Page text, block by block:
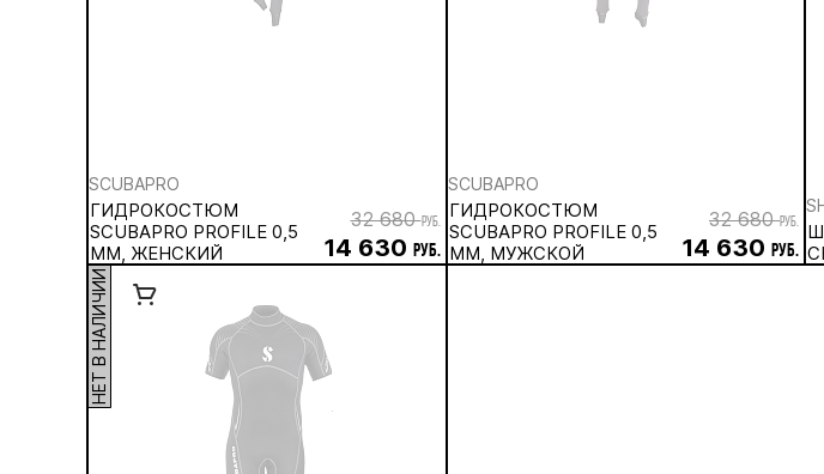
SCUBAPRO
ГИДРОКОСТЮМ
SCUBAPRO PROFILE 0,5
ММ, ЖЕНСКИЙ
32 680руб.
14 630 руб.
SCUBAPRO
ГИДРОКОСТЮМ
SCUBAPRO PROFILE 0,5
ММ, МУЖСКОЙ
32 680руб.
14 630 руб.
НЕТ В НАЛИЧИИ